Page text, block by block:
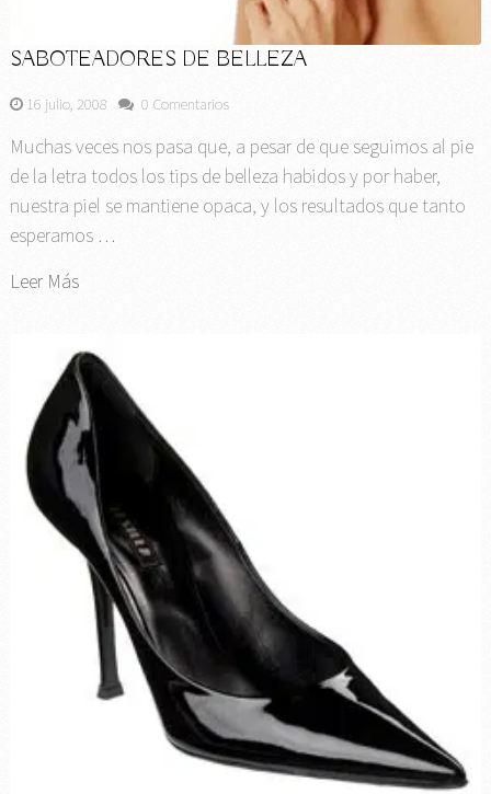
SABOTEADORES DE BELLEZA
16 julio, 2008 0 Comentarios
Muchas veces nos pasa que, a pesar de que seguimos al pie
de la letra todos los tips de belleza habidos y por haber,
nuestra piel se mantiene opaca, y los resultados que tanto
esperamos …
Leer Más